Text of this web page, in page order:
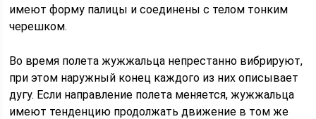
имеют форму палицы и соединены с телом тонким
черешком.
Во время полета жужжальца непрестанно вибрируют,
при этом наружный конец каждого из них описывает
дугу. Если направление полета меняется, жужжальца
имеют тенденцию продолжать движение в том же